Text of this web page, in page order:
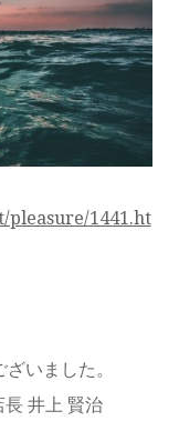
pleasure/1441.ht
いました。
井上 賢治